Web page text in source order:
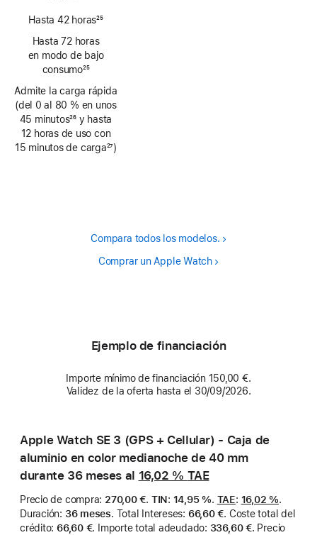
página
Hasta 42 horas
a
pie
página
25
Hasta 72 horas
en modo de bajo
consumo
a
pie
de
página
25
Admite la carga rápida
(del 0 al 80 % en unos
45 minutos
Nota
26 y hasta
12 horas de uso con
15 minutos de carga27)
Compara todos los modelos.
Comprar un Apple Watch
Ejemplo de financiación
Importe mínimo de financiación 150,00 €.
Validez de la oferta hasta el 30/09/2026.
Apple Watch SE 3 (GPS + Cellular) - Caja de
aluminio en color medianoche de 40 mm
durante 36 meses al 16,02 % TAE
Precio de compra: 270,00 €. TIN: 14,95 %. TAE: 16,02 %.
Duración: 36 meses. Total Intereses: 66,60 €. Coste total del
crédito: 66,60 €. Importe total adeudado: 336,60 €. Precio